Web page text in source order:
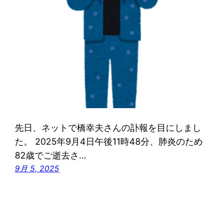
先日、ネットで橋幸夫さんの訃報を目にしまし
た。 2025年9月4日午後11時48分、肺炎のため
82歳でご逝去さ…
9月 5, 2025